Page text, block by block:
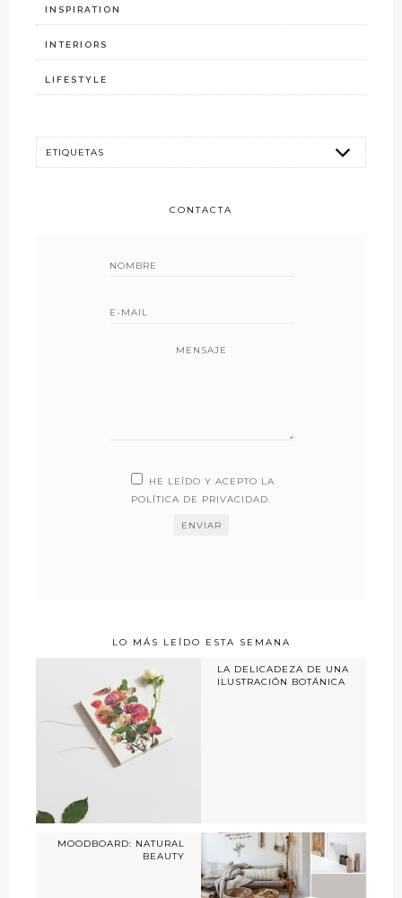
INSPIRATION
INTERIORS
LIFESTYLE
CONTACTA
MENSAJE
HE LEÍDO Y ACEPTO LA
POLÍTICA DE PRIVACIDAD.
LO MÁS LEÍDO ESTA SEMANA
LA DELICADEZA DE UNA
ILUSTRACIÓN BOTÁNICA
MOODBOARD: NATURAL
BEAUTY